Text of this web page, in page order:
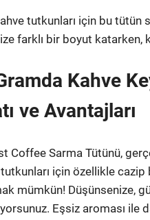
tutkunları için bu tütün
farklı bir boyut katarken,
Kahve
ve Avantajları
Coffee Sarma Tütünü,
için özellikle
mümkün! Düşünsenize,
Eşsiz aroması ile